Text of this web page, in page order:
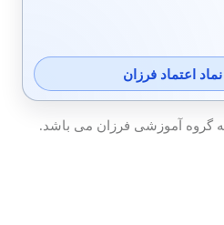
اعتماد فرزان
گروه آموزشی فرزان می باشد.